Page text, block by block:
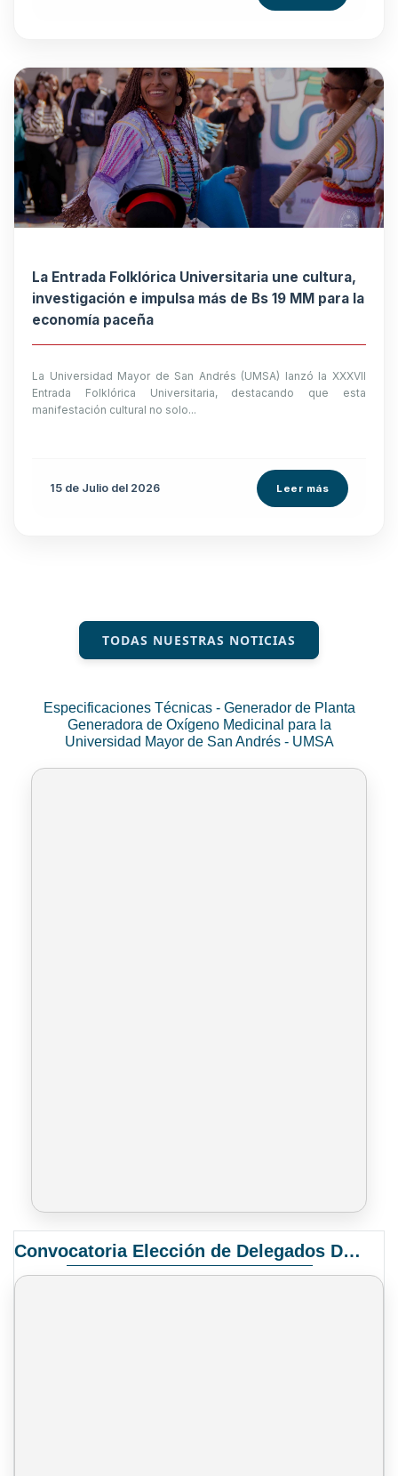
La Entrada Folklórica Universitaria une cultura,
investigación e impulsa más de Bs 19 MM para la
economía paceña
La Universidad Mayor de San Andrés (UMSA) lanzó la XXXVII
Entrada Folklórica Universitaria, destacando que esta
manifestación cultural no solo...
15 de Julio del 2026 Leer más
TODAS NUESTRAS NOTICIAS
Especificaciones Técnicas - Generador de Planta
Generadora de Oxígeno Medicinal para la
Universidad Mayor de San Andrés - UMSA
Convocatoria Elección de Delegados Docentes para el XIV Congreso Nacional de Universidades